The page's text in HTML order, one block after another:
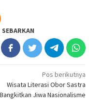
SEBARKAN
Pos berikutnya
Wisata Literasi Obor Sastra
Bangkitkan Jiwa Nasionalisme